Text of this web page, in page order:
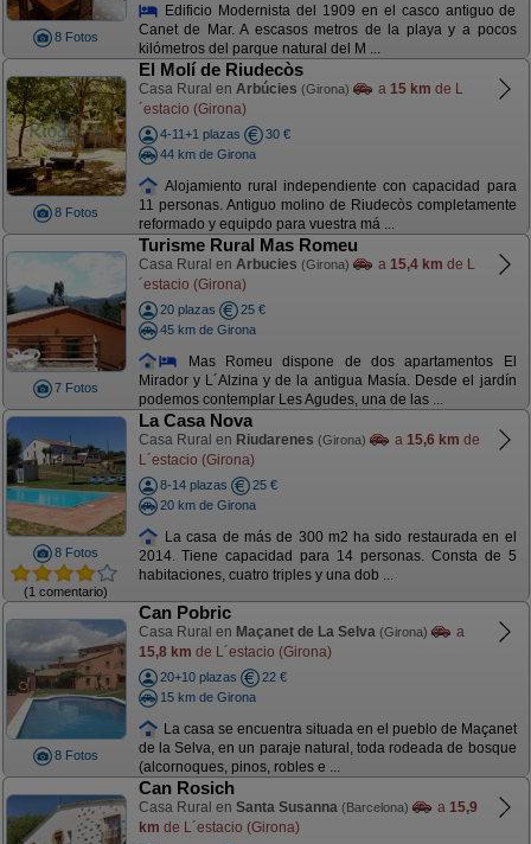
8 Fotos
Edificio Modernista del 1909 en el casco antiguo de
Canet de Mar. A escasos metros de la playa y a pocos
kilómetros del parque natural del M ...
8 Fotos
El Molí de Riudecòs
Casa Rural en Arbúcies (Girona) a 15 km de L
´estacio (Girona)
4-11+1 plazas
30 €
44 km de Girona
Alojamiento rural independiente con capacidad para
11 personas. Antiguo molino de Riudecòs completamente
reformado y equipdo para vuestra má ...
7 Fotos
Turisme Rural Mas Romeu
Casa Rural en Arbucies (Girona) a 15,4 km de L
´estacio (Girona)
20 plazas
25 €
45 km de Girona
Mas Romeu dispone de dos apartamentos El
Mirador y L´Alzina y de la antigua Masía. Desde el jardín
podemos contemplar Les Agudes, una de las ...
8 Fotos
(1 comentario)
La Casa Nova
Casa Rural en Riudarenes (Girona) a 15,6 km de
L´estacio (Girona)
8-14 plazas
25 €
20 km de Girona
La casa de más de 300 m2 ha sido restaurada en el
2014. Tiene capacidad para 14 personas. Consta de 5
habitaciones, cuatro triples y una dob ...
8 Fotos
Can Pobric
Casa Rural en Maçanet de La Selva (Girona)
a
15,8 km de L´estacio (Girona)
20+10 plazas
22 €
15 km de Girona
La casa se encuentra situada en el pueblo de Maçanet
de la Selva, en un paraje natural, toda rodeada de bosque
(alcornoques, pinos, robles e ...
Can Rosich
Casa Rural en Santa Susanna (Barcelona) a 15,9
km de L´estacio (Girona)